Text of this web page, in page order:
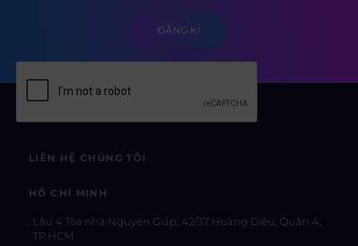
LIÊN HỆ CHÚNG TÔI
HỒ CHÍ MINH
Lầu 4 Tòa nhà Nguyên Giáp, 42/37 Hoàng Diệu, Quận 4,
TP.HCM